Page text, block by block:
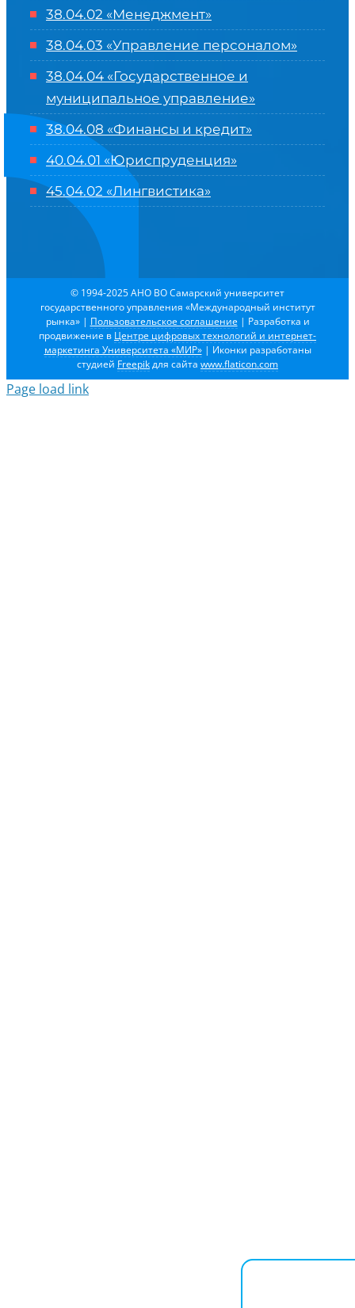
38.04.02 «Менеджмент»
38.04.03 «Управление персоналом»
38.04.04 «Государственное и
муниципальное управление»
38.04.08 «Финансы и кредит»
40.04.01 «Юриспруденция»
45.04.02 «Лингвистика»
© 1994-2025 АНО ВО Самарский университет
государственного управления «Международный институт
рынка» | Пользовательское соглашение | Разработка и
продвижение в Центре цифровых технологий и интернет-
маркетинга Университета «МИР»| Иконки разработаны
студией Freepikдля сайта www.flaticon.com
Page load link